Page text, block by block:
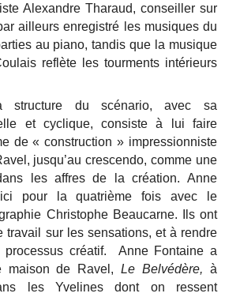
Alexandre Tharaud, conseiller sur
ailleurs enregistré les musiques du
au piano, tandis que la musique
reflète les tourments intérieurs
structure du scénario, avec sa
et cyclique, consiste à lui faire
de « construction » impressionniste
jusqu’au crescendo, comme une
les affres de la création. Anne
ici pour la quatrième fois avec le
Christophe Beaucarne. Ils ont
sur les sensations, et à rendre
processus créatif. Anne Fontaine a
maison de Ravel,Le Belvédère, à
les Yvelines dont on ressent